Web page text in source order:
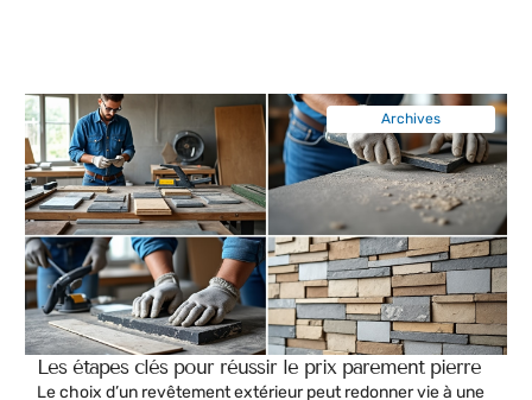
Les étapes clés pour réussir le prix parement pierre
Le choix d’un revêtement extérieur peut redonner vie à une
Archives